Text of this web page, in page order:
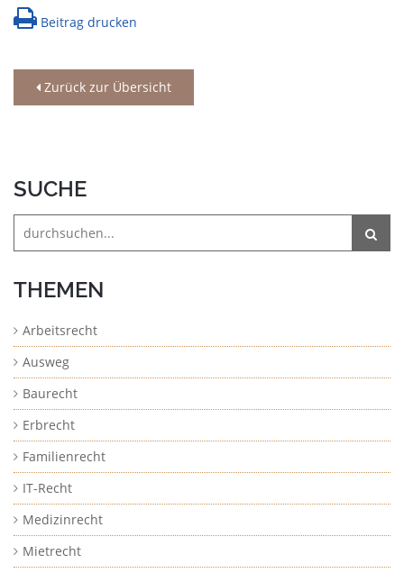
Beitrag drucken
Zurück zur Übersicht
SUCHE
THEMEN
Arbeitsrecht
Ausweg
Baurecht
Erbrecht
Familienrecht
IT-Recht
Medizinrecht
Mietrecht